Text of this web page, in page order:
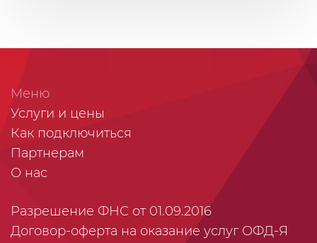
Меню
Услуги и цены
Как подключиться
Партнерам
О нас
Разрешение ФНС от 01.09.2016
Договор-оферта на оказание услуг ОФД-Я